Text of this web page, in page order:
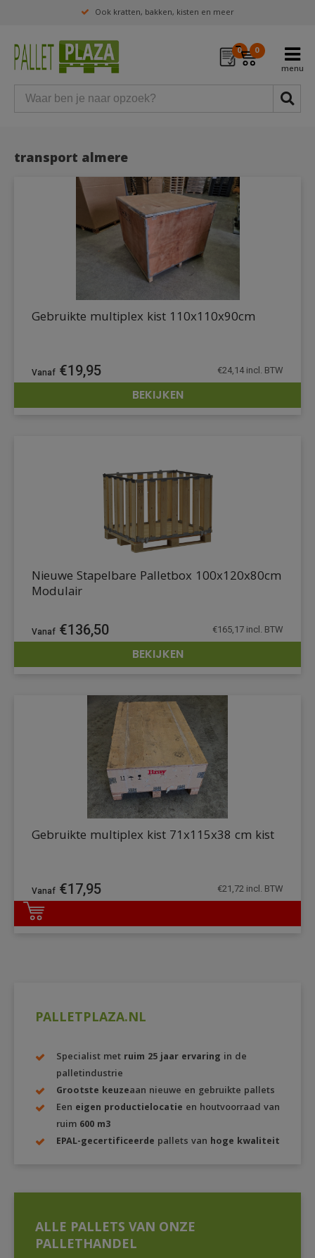
Ook kratten, bakken, kisten en meer
0 0
PALLETPLAZA.NL
Specialist met ruim 25 jaar ervaring in de
palletindustrie
Grootste keuzeaan nieuwe en gebruikte pallets
Een eigen productielocatie en houtvoorraad van
ruim 600 m3
EPAL-gecertificeerde pallets van hoge kwaliteit
ALLE PALLETS VAN ONZE
PALLETHANDEL
transport almere
DETAILS
Gebruikte multiplex kist 110x110x90cm
€19,95 €24,14 incl. BTW
BEKIJKEN
DETAILS
Nieuwe Stapelbare Palletbox 100x120x80cm
Modulair
€136,50 €165,17 incl. BTW
BEKIJKEN
DETAILS
Gebruikte multiplex kist 71x115x38 cm kist
€17,95 €21,72 incl. BTW